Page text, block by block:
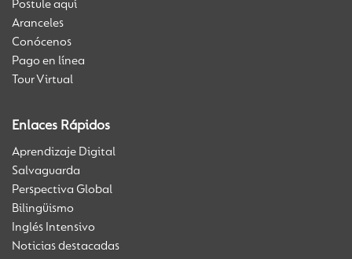
Postule aquí
Aranceles
Conócenos
Pago en línea
Tour Virtual
Enlaces Rápidos
Aprendizaje Digital
Salvaguarda
Perspectiva Global
Bilingüismo
Inglés Intensivo
Noticias destacadas